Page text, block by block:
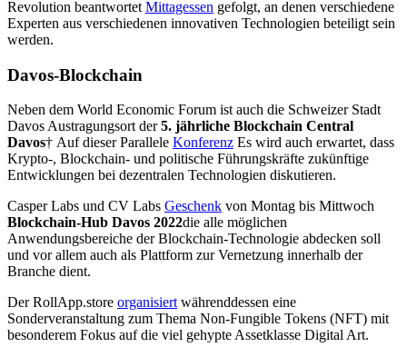
Revolution beantwortet Mittagessen gefolgt, an denen verschiedene
Experten aus verschiedenen innovativen Technologien beteiligt sein
werden.
Davos-Blockchain
Neben dem World Economic Forum ist auch die Schweizer Stadt
Davos Austragungsort der5. jährliche Blockchain Central
Davos† Auf dieser Parallele Konferenz Es wird auch erwartet, dass
Krypto-, Blockchain- und politische Führungskräfte zukünftige
Entwicklungen bei dezentralen Technologien diskutieren.
Casper Labs und CV Labs Geschenk von Montag bis Mittwoch
Blockchain-Hub Davos 2022die alle möglichen
Anwendungsbereiche der Blockchain-Technologie abdecken soll
und vor allem auch als Plattform zur Vernetzung innerhalb der
Branche dient.
Der RollApp.store organisiert währenddessen eine
Sonderveranstaltung zum Thema Non-Fungible Tokens (NFT) mit
besonderem Fokus auf die viel gehypte Assetklasse Digital Art.